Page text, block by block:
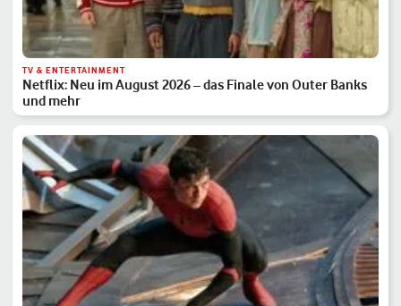
TV & ENTERTAINMENT
Netflix: Neu im August 2026 – das Finale von Outer Banks
und mehr